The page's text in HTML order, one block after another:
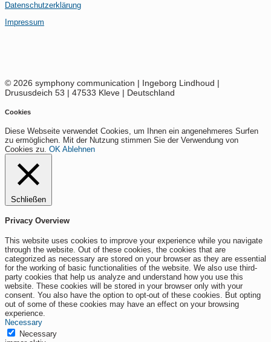
Datenschutzerklärung
Impressum
© 2026 symphony communication | Ingeborg Lindhoud |
Drususdeich 53 | 47533 Kleve | Deutschland
Cookies
Diese Webseite verwendet Cookies, um Ihnen ein angenehmeres Surfen
zu ermöglichen. Mit der Nutzung stimmen Sie der Verwendung von
Cookies zu. OK Ablehnen
Schließen
Privacy Overview
This website uses cookies to improve your experience while you navigate
through the website. Out of these cookies, the cookies that are
categorized as necessary are stored on your browser as they are essential
for the working of basic functionalities of the website. We also use third-
party cookies that help us analyze and understand how you use this
website. These cookies will be stored in your browser only with your
consent. You also have the option to opt-out of these cookies. But opting
out of some of these cookies may have an effect on your browsing
experience.
Necessary
Necessary